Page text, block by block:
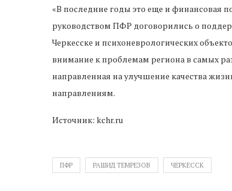
«В последние годы это еще и финансовая
руководством ПФР договорились о
Черкесске и психоневрологических
внимание к проблемам региона в самых
направленная на улучшение качества
направлениям.
Источник: kchr.ru
ПФР РАШИД ТЕМРЕЗОВ ЧЕРКЕССК